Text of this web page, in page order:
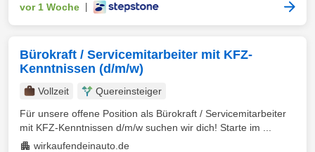
vor 1 Woche
Bürokraft / Servicemitarbeiter mit KFZ-
Kenntnissen (d/m/w)
Vollzeit
Quereinsteiger
Für unsere offene Position als Bürokraft / Servicemitarbeiter
mit KFZ-Kenntnissen d/m/w suchen wir dich! Starte im ...
wirkaufendeinauto.de